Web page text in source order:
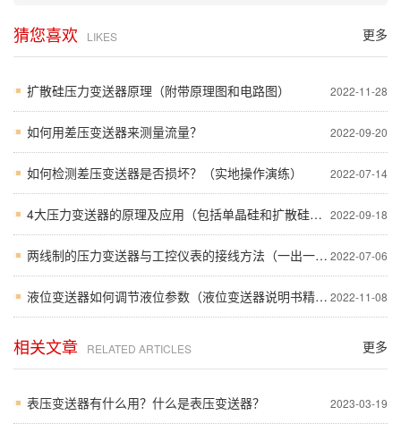
更多
猜您喜欢 LIKES
2022-11-28
扩散硅压力变送器原理（附带原理图和电路图）
2022-09-20
如何用差压变送器来测量流量？
2022-07-14
如何检测差压变送器是否损坏？（实地操作演练）
2022-09-18
4大压力变送器的原理及应用（包括单晶硅和扩散硅型）
2022-07-06
两线制的压力变送器与工控仪表的接线方法（一出一进口诀）
2022-11-08
液位变送器如何调节液位参数（液位变送器说明书精选）
更多
相关文章 RELATED ARTICLES
2023-03-19
表压变送器有什么用？什么是表压变送器？